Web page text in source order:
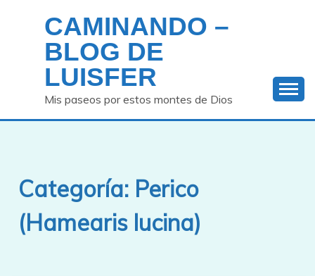
contenido
CAMINANDO –
BLOG DE
LUISFER
Mis paseos por estos montes de Dios
Categoría: Perico
(Hamearis lucina)